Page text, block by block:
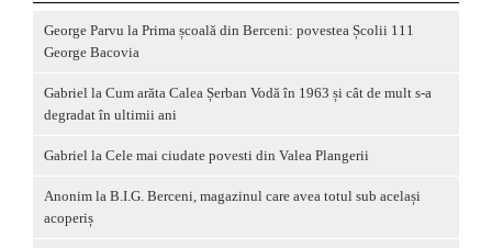
George Parvu la Prima școală din Berceni: povestea Școlii 111
George Bacovia
Gabriel la Cum arăta Calea Șerban Vodă în 1963 și cât de mult s-a
degradat în ultimii ani
Gabriel la Cele mai ciudate povesti din Valea Plangerii
Anonim la B.I.G. Berceni, magazinul care avea totul sub același
acoperiș